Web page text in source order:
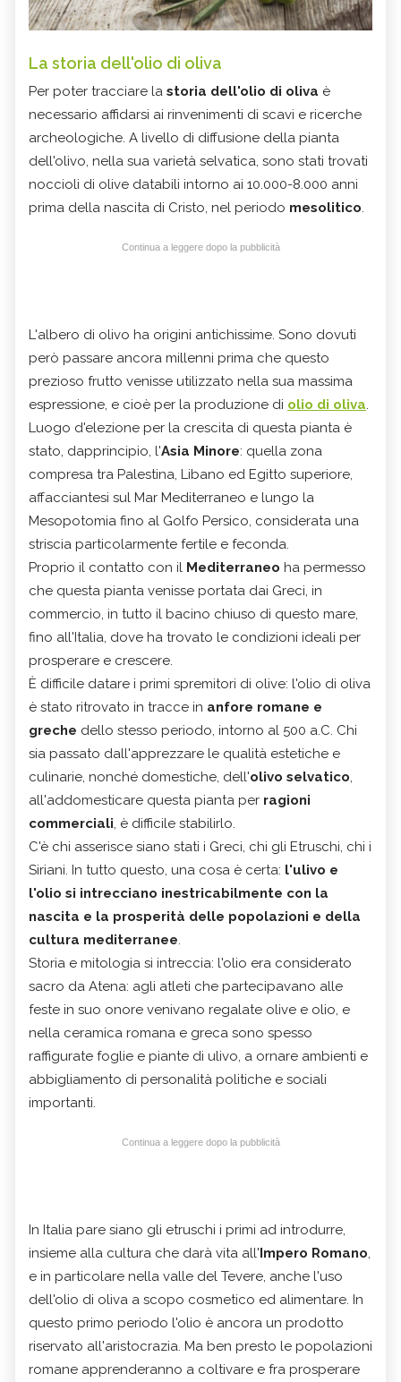
La storia dell'olio di oliva
Per poter tracciare la storia dell'olio di oliva è
necessario affidarsi ai rinvenimenti di scavi e ricerche
archeologiche. A livello di diffusione della pianta
dell'olivo, nella sua varietà selvatica, sono stati trovati
noccioli di olive databili intorno ai 10.000-8.000 anni
prima della nascita di Cristo, nel periodo mesolitico.
Continua a leggere dopo la pubblicità
L'albero di olivo ha origini antichissime. Sono dovuti
però passare ancora millenni prima che questo
prezioso frutto venisse utilizzato nella sua massima
espressione, e cioè per la produzione di olio di oliva.
Luogo d'elezione per la crescita di questa pianta è
stato, dapprincipio, l'Asia Minore: quella zona
compresa tra Palestina, Libano ed Egitto superiore,
affacciantesi sul Mar Mediterraneo e lungo la
Mesopotomia fino al Golfo Persico, considerata una
striscia particolarmente fertile e feconda.
Proprio il contatto con il Mediterraneo ha permesso
che questa pianta venisse portata dai Greci, in
commercio, in tutto il bacino chiuso di questo mare,
fino all'Italia, dove ha trovato le condizioni ideali per
prosperare e crescere.
È difficile datare i primi spremitori di olive: l'olio di oliva
è stato ritrovato in tracce in anfore romane e
greche dello stesso periodo, intorno al 500 a.C. Chi
sia passato dall'apprezzare le qualità estetiche e
culinarie, nonché domestiche, dell'olivo selvatico,
all'addomesticare questa pianta per ragioni
commerciali, è difficile stabilirlo.
C'è chi asserisce siano stati i Greci, chi gli Etruschi, chi i
Siriani. In tutto questo, una cosa è certa: l'ulivo e
l'olio si intrecciano inestricabilmente con la
nascita e la prosperità delle popolazioni e della
cultura mediterranee.
Storia e mitologia si intreccia: l'olio era considerato
sacro da Atena: agli atleti che partecipavano alle
feste in suo onore venivano regalate olive e olio, e
nella ceramica romana e greca sono spesso
raffigurate foglie e piante di ulivo, a ornare ambienti e
abbigliamento di personalità politiche e sociali
importanti.
Continua a leggere dopo la pubblicità
In Italia pare siano gli etruschi i primi ad introdurre,
insieme alla cultura che darà vita all'Impero Romano,
e in particolare nella valle del Tevere, anche l'uso
dell'olio di oliva a scopo cosmetico ed alimentare. In
questo primo periodo l'olio è ancora un prodotto
riservato all'aristocrazia. Ma ben presto le popolazioni
romane apprenderanno a coltivare e fra prosperare